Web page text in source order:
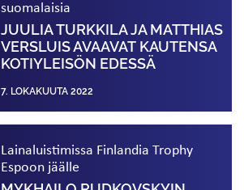
suomalaisia
JUULIA TURKKILA JA MATTHIAS
VERSLUIS AVAAVAT KAUTENSA
KOTIYLEISÖN EDESSÄ
7. LOKAKUUTA 2022
Lainaluistimissa Finlandia Trophy
Espoon jäälle